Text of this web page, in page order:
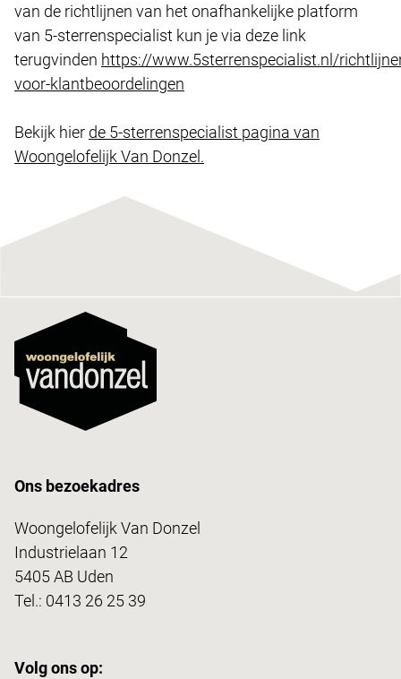
van de richtlijnen van het onafhankelijke platform
van 5-sterrenspecialist kun je via deze link
terugvinden https://www.5sterrenspecialist.nl/
voor-klantbeoordelingen
Bekijk hier de 5-sterrenspecialist pagina van
Woongelofelijk Van Donzel.
Ons bezoekadres
Woongelofelijk Van Donzel
Industrielaan 12
5405 AB Uden
Tel.: 0413 26 25 39
Volg ons op: